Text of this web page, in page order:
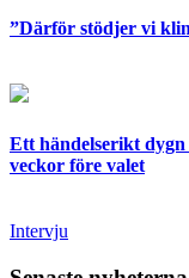
”Därför stödjer vi
Ett händelserikt
veckor före valet
Intervju